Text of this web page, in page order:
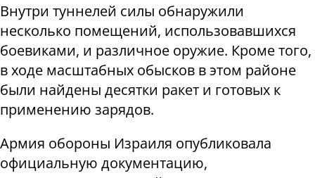
Внутри туннелей силы обнаружили
несколько помещений, использовавшихся
боевиками, и различное оружие. Кроме того,
в ходе масштабных обысков в этом районе
были найдены десятки ракет и готовых к
применению зарядов.
Армия обороны Израиля опубликовала
официальную документацию,